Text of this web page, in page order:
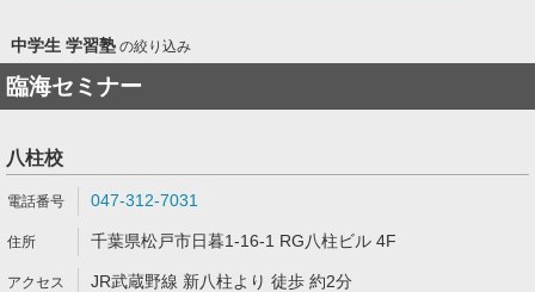
中学生 学習塾の絞り込み
臨海セミナー
八柱校
047-312-7031
千葉県松戸市日暮1-16-1 RG八柱ビル 4F
JR武蔵野線 新八柱より 徒歩 約2分